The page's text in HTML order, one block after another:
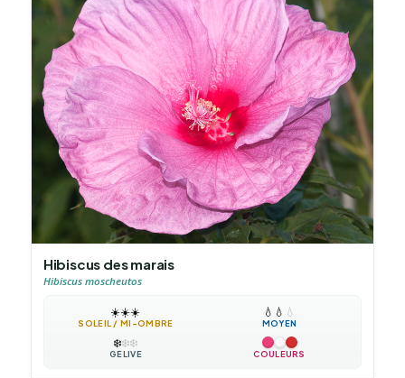
Hibiscus des marais
Hibiscus moscheutos
☀️☀️☀️
SOLEIL / MI-OMBRE
💧 💧 💧
MOYEN
❄️❄️❄️
GÉLIVE COULEURS